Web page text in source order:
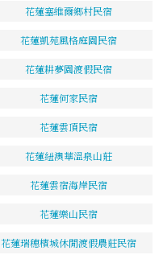
花蓮塞維爾鄉村民宿
花蓮凱苑風格庭園民宿
花蓮耕夢園渡假民宿
花蓮何家民宿
花蓮雲頂民宿
花蓮紐澳華溫泉山莊
花蓮雲宿海岸民宿
花蓮樂山民宿
花蓮瑞穗檳城休閒渡假農莊民宿